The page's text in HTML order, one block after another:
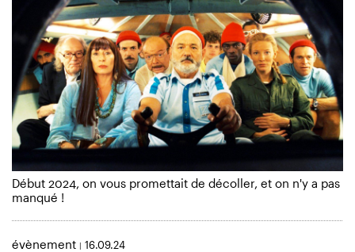
Début 2024, on vous promettait de décoller, et on n'y a pas
manqué !
évènement | 16.09.24